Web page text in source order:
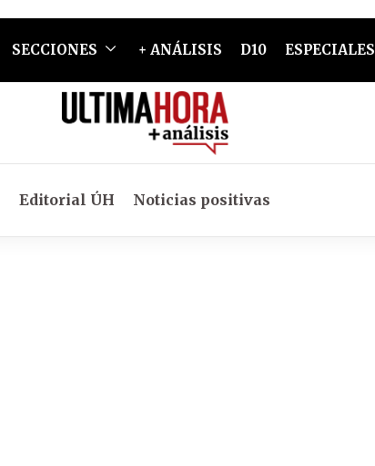
SECCIONES + ANÁLISIS D10 ESPECIALES
Editorial ÚH Noticias positivas